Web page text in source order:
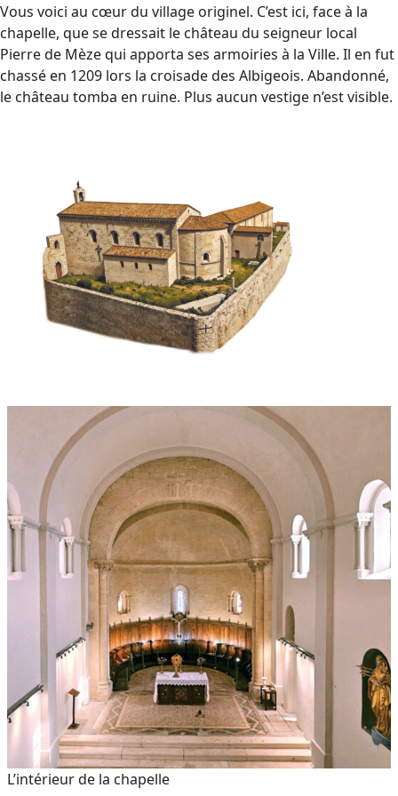
Vous voici au cœur du village originel. C’est ici, face à la
chapelle, que se dressait le château du seigneur local
Pierre de Mèze qui apporta ses armoiries à la Ville. Il en fut
chassé en 1209 lors la croisade des Albigeois. Abandonné,
le château tomba en ruine. Plus aucun vestige n’est visible.
L’intérieur de la chapelle